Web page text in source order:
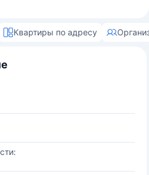
Квартиры по адресу